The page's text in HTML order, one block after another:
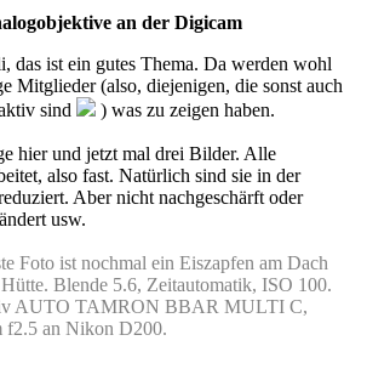
an der Digicam
das ist ein gutes Thema. Da werden wohl
Mitglieder (also, diejenigen, die sonst auch
sind
) was zu zeigen haben.
hier und jetzt mal drei Bilder. Alle
also fast. Natürlich sind sie in der
Aber nicht nachgeschärft oder
usw.
Foto ist nochmal ein Eiszapfen am Dach
Blende 5.6, Zeitautomatik, ISO 100.
AUTO TAMRON BBAR MULTI C,
f2.5 an Nikon D200.